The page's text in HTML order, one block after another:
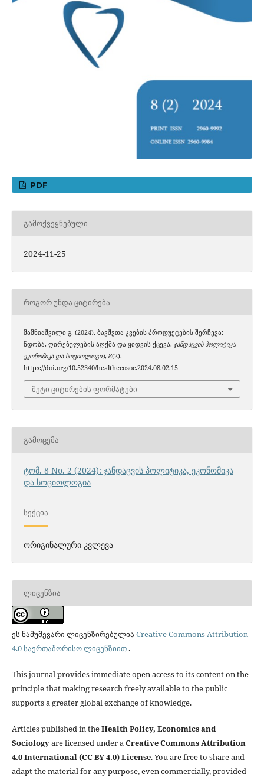
PDF
ᲒᲐᲛᲝᲥᲕᲔᲧᲜᲔᲑᲣᲚᲘ
2024-11-25
ᲠᲝᲒᲝᲠ ᲣᲜᲓᲐ ᲪᲘᲢᲘᲠᲔᲑᲐ
მამნიაშვილი გ. (2024). ბავშვთა კვების პროდუქტების შერჩევა:
ნდობა, ღირებულების აღქმა და ყიდვის ქცევა. ჯანდაცვის პოლიტიკა,
ეკონომიკა და სოციოლოგია, 8(2).
https://doi.org/10.52340/healthecosoc.2024.08.02.15
მეტი ციტირების ფორმატები
ᲒᲐᲛᲝᲪᲔᲛᲐ
ტომ. 8 No. 2 (2024): ჯანდაცვის პოლიტიკა, ეკონომიკა
და სოციოლოგია
ᲡᲔᲥᲪᲘᲐ
ორიგინალური კვლევა
ᲚᲘᲪᲔᲜᲖᲘᲐ
ეს ნამუშევარი ლიცენზირებულია Creative Commons Attribution
4.0 საერთაშორისო ლიცენზიით.
This journal provides immediate open access to its content on the
principle that making research freely available to the public
supports a greater global exchange of knowledge.
Articles published in theHealth Policy, Economics and
Sociologyare licensed under aCreative Commons Attribution
4.0 International (CC BY 4.0) License. You are free to share and
adapt the material for any purpose, even commercially, provided